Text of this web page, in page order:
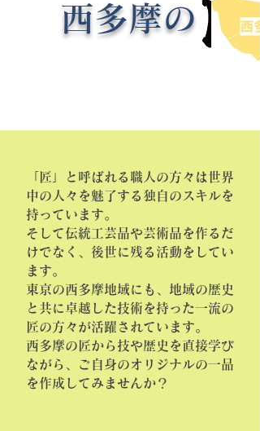
​西多摩の
「匠」と呼ばれる職人の方々は世界
中の人々を魅了する独自のスキルを
持っています。
そして伝統工芸品や芸術品を作るだ
けでなく、後世に残る活動をしてい
ます。
東京の西多摩地域にも、地域の歴史
と共に卓越した技術を持った一流の
匠の方々が活躍されています。
西多摩の匠から技や歴史を直接学び
ながら、ご自身のオリジナルの一品
を作成してみませんか？